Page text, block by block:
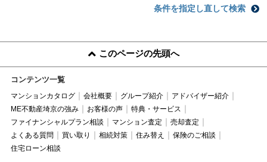
条件を指定し直して検索
このページの先頭へ
コンテンツ一覧
マンションカタログ 会社概要 グループ紹介
アドバイザー紹介
ME不動産埼京の強み
お客様の声
特典・サービス
ファイナンシャルプラン相談
マンション査定
売却査定
よくある質問
買い取り 相続対策 住み替え
保険のご相談
住宅ローン相談